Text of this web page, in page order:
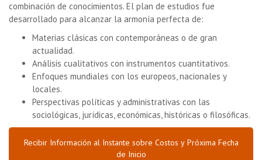
combinación de conocimientos. El plan de estudios fue
desarrollado para alcanzar la armonía perfecta de:
Materias clásicas con contemporáneas o de gran
actualidad.
Análisis cualitativos con instrumentos cuantitativos.
Enfoques mundiales con los europeos, nacionales y
locales.
Perspectivas políticas y administrativas con las
sociológicas, jurídicas, económicas, históricas o filosóficas.
Recibir Información al Instante sobre Costos y Próxima Fecha
de Inicio